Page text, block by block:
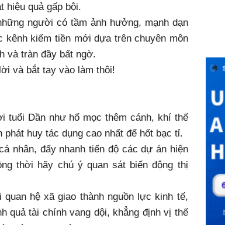
hiệu quả gấp bội.
người có tầm ảnh hưởng, mạnh dạn
kênh kiếm tiền mới dựa trên chuyên môn
và tràn đầy bất ngờ.
và bắt tay vào làm thôi!
tuổi Dần như hổ mọc thêm cánh, khí thế
huy tác dụng cao nhất để hốt bạc tỉ.
nhân, đẩy nhanh tiến độ các dự án hiện
thời hãy chú ý quan sát biến động thị
hệ xã giao thành nguồn lực kinh tế,
quả tài chính vang dội, khẳng định vị thế